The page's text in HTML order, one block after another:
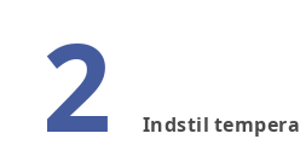
2 Indstil